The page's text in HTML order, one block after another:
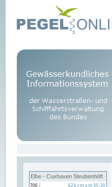
Elbe - Cuxhaven Steubenhöft